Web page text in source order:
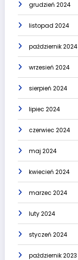
grudzień 2024
listopad 2024
październik 2024
wrzesień 2024
sierpień 2024
lipiec 2024
czerwiec 2024
maj 2024
kwiecień 2024
marzec 2024
luty 2024
styczeń 2024
październik 2023